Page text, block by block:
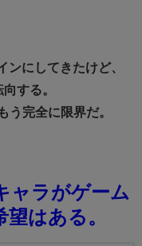
にしてきたけど、
する。
う完全に限界だ。
ャラがゲーム
はある。